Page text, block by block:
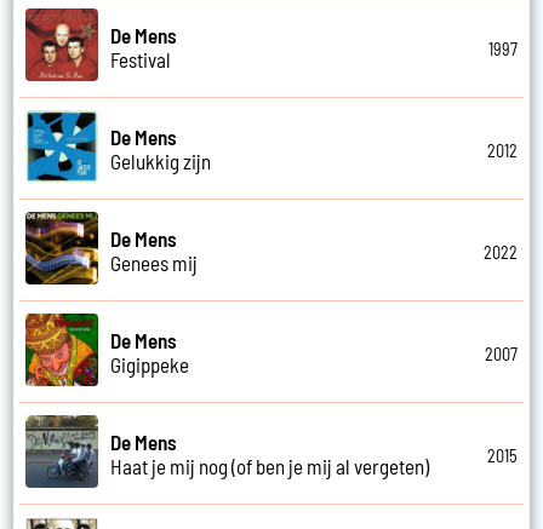
De Mens
Festival
1997
De Mens
Gelukkig zijn
2012
De Mens
Genees mij
2022
De Mens
Gigippeke
2007
De Mens
Haat je mij nog (of ben je mij al vergeten)
2015